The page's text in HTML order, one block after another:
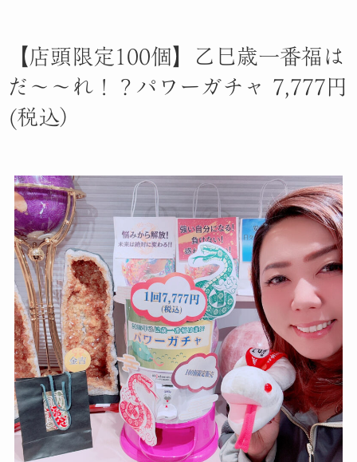
【店頭限定100個】乙巳歳一番福は
だ～～れ！？パワーガチャ 7,777円
(税込）